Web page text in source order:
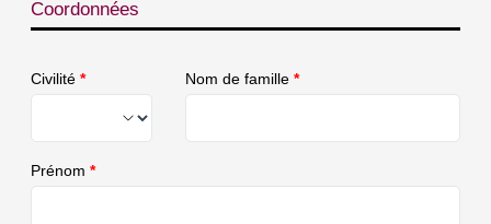
Coordonnées
Civilité * Nom de famille *
Prénom *